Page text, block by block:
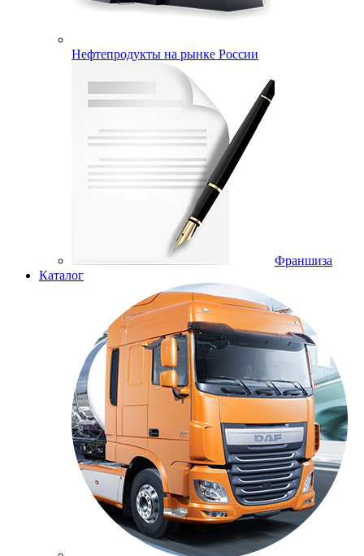
Нефтепродукты на рынке России
Франшиза
Каталог